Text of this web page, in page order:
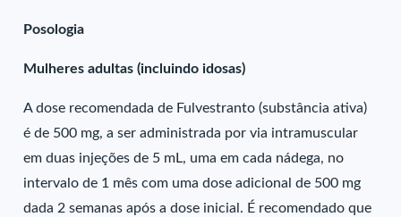
Posologia
Mulheres adultas (incluindo idosas)
A dose recomendada de Fulvestranto (substância ativa)
é de 500 mg, a ser administrada por via intramuscular
em duas injeções de 5 mL, uma em cada nádega, no
intervalo de 1 mês com uma dose adicional de 500 mg
dada 2 semanas após a dose inicial. É recomendado que